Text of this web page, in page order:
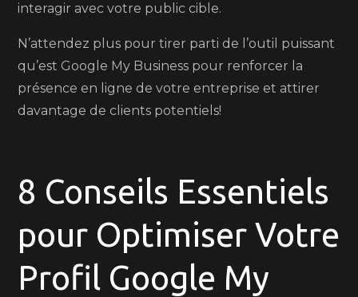
interagir avec votre public cible.
N’attendez plus pour tirer parti de l’outil puissant
qu’est Google My Business pour renforcer la
présence en ligne de votre entreprise et attirer
davantage de clients potentiels!
8 Conseils Essentiels
pour Optimiser Votre
Profil Google My